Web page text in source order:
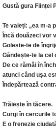
Gustă gura Ființei
Te vaieți: „ea m-a
Încă douăzeci vor
Golește-te de
Gândește-te la cel
De ce rămâi în
atunci când ușa
Îndepărtează
Trăiește în tăcere.
Curgi în cercurile
E o frenezie